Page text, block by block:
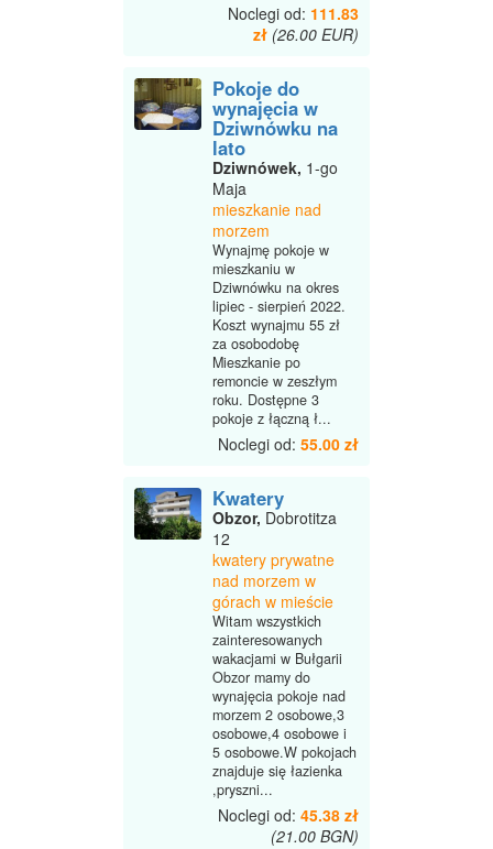
Noclegi od: 111.83
zł (26.00 EUR)
Pokoje do
wynajęcia w
Dziwnówku na
lato
Dziwnówek, 1-go
Maja
mieszkanie nad
morzem
Wynajmę pokoje w
mieszkaniu w
Dziwnówku na okres
lipiec - sierpień 2022.
Koszt wynajmu 55 zł
za osobodobę
Mieszkanie po
remoncie w zeszłym
roku. Dostępne 3
pokoje z łączną ł...
Noclegi od: 55.00 zł
Kwatery
Obzor, Dobrotitza
12
kwatery prywatne
nad morzem w
górach w mieście
Witam wszystkich
zainteresowanych
wakacjami w Bułgarii
Obzor mamy do
wynajęcia pokoje nad
morzem 2 osobowe,3
osobowe,4 osobowe i
5 osobowe.W pokojach
znajduje się łazienka
,pryszni...
Noclegi od: 45.38 zł
(21.00 BGN)